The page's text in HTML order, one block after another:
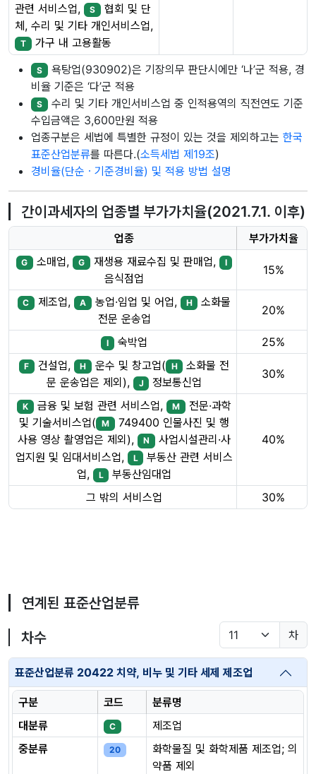
관련 서비스업, S 협회 및 단
체, 수리 및 기타 개인서비스업,
T 가구 내 고용활동
S 욕탕업(930902)은 기장의무 판단시에만 ‘나’군 적용, 경
비율 기준은 ‘다’군 적용
S 수리 및 기타 개인서비스업 중 인적용역의 직전연도 기준
수입금액은 3,600만원 적용
업종구분은 세법에 특별한 규정이 있는 것을 제외하고는 한국
표준산업분류를 따른다.(소득세법 제19조)
경비율(단순ㆍ기준경비율) 및 적용 방법 설명
간이과세자의 업종별 부가가치율(2021.7.1. 이후)
업종 부가가치율
G 소매업, G 재생용 재료수집 및 판매업, I
음식점업
15%
C 제조업, A 농업·임업 및 어업, H
소화물
전문 운송업
20%
I 숙박업 25%
F 건설업, H 운수 및 창고업( H
소화물 전
문 운송업은 제외),
J 정보통신업
30%
K 금융 및 보험 관련 서비스업, M 전문·과학
및 기술서비스업( M 749400 인물사진 및 행
사용 영상 촬영업은 제외), N 사업시설관리·사
업지원 및 임대서비스업,
L
부동산 관련 서비스
업,
L 부동산임대업
40%
그 밖의 서비스업 30%
연계된 표준산업분류
차수
차
표준산업분류 20422 치약, 비누 및 기타 세제 제조업
구분 코드
분류명
대분류
C
제조업
중분류
20
화학물질 및 화학제품 제조업; 의
약품 제외